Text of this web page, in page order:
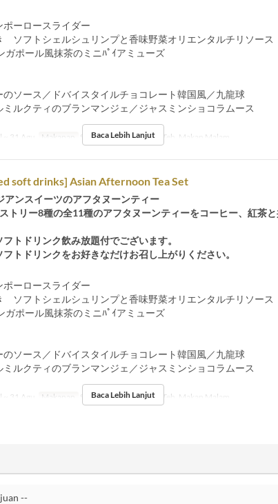
ーロースライダー
ソフトシェルシュリンプと香味野菜オリエンタルチリソース
ガポール風抹茶のミニﾊﾟｲアミューズ
ソース／ドバイスタイルチョコレート韓国風／九龍球
ミルクティのブランマンジェ／ジャスミンショコラムース
31 Agu Makanan Sarapan, Makan Siang, Teh, Makan Malam
Baca Lebih Lanjut
soft drinks] Asian Afternoon Tea Set
ンスイーツのアフタヌーンティー
トリー8種の全11種のアフタヌーンティーをコーヒー、紅茶
トドリンク飲み放題付でございます。
トドリンクをお好きなだけお召し上がりください。
ーロースライダー
ソフトシェルシュリンプと香味野菜オリエンタルチリソース
ガポール風抹茶のミニﾊﾟｲアミューズ
ソース／ドバイスタイルチョコレート韓国風／九龍球
ミルクティのブランマンジェ／ジャスミンショコラムース
31 Agu Makanan Sarapan, Makan Siang, Teh, Makan Malam
Baca Lebih Lanjut